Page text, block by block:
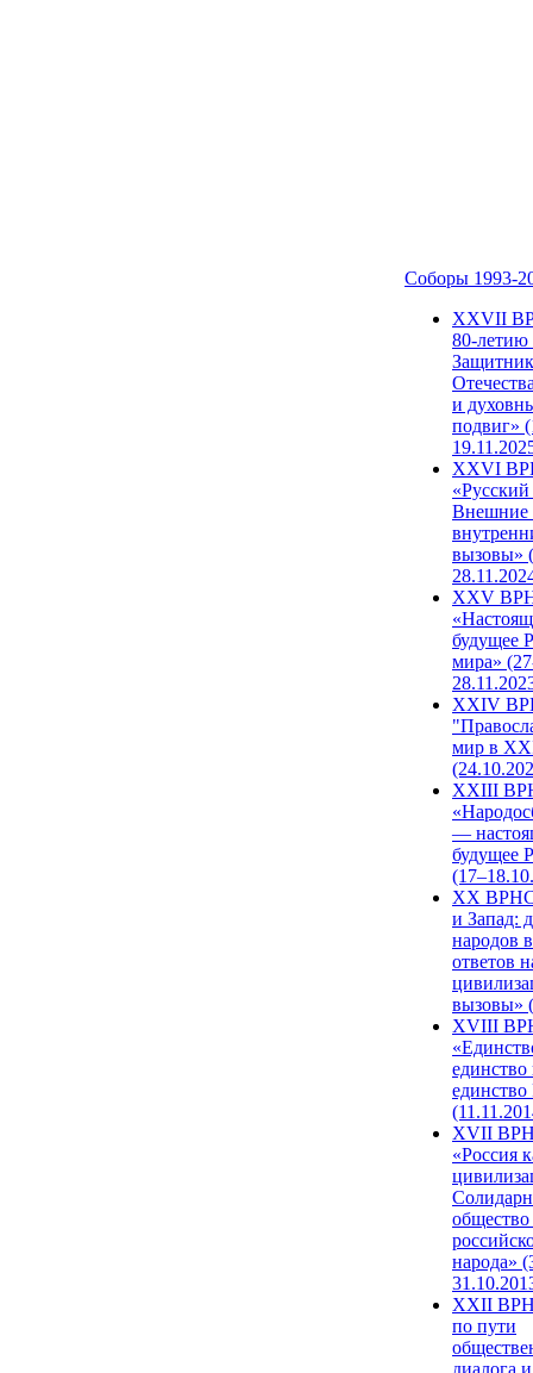
Соборы 1993-
ХХVII
80-
и
подвиг»
XXVI
Внешние
вызовы»
XXV
будущее
мира»
XXIV
мир в
XXIII
—
будущее
XX ВРНС
и Запад:
народов
ответов
вызовы»
XVIII
единство
единство
XVII
«Россия
народа»
XXII
по пути
диалога и